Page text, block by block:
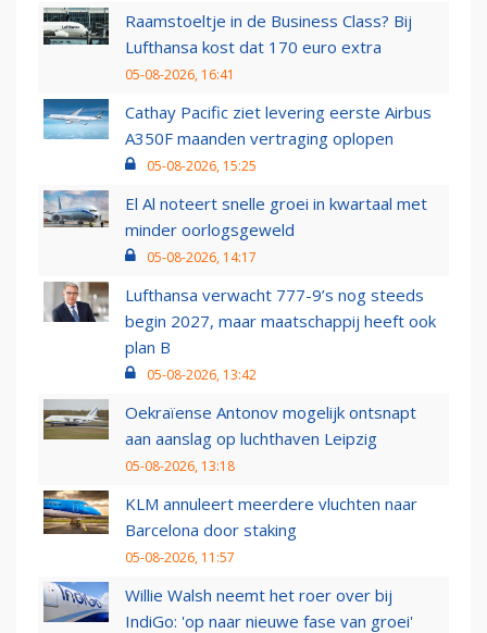
Raamstoeltje in de Business Class? Bij
Lufthansa kost dat 170 euro extra
05-08-2026, 16:41
Cathay Pacific ziet levering eerste Airbus
A350F maanden vertraging oplopen
05-08-2026, 15:25
El Al noteert snelle groei in kwartaal met
minder oorlogsgeweld
05-08-2026, 14:17
Lufthansa verwacht 777-9’s nog steeds
begin 2027, maar maatschappij heeft ook
plan B
05-08-2026, 13:42
Oekraïense Antonov mogelijk ontsnapt
aan aanslag op luchthaven Leipzig
05-08-2026, 13:18
KLM annuleert meerdere vluchten naar
Barcelona door staking
05-08-2026, 11:57
Willie Walsh neemt het roer over bij
IndiGo: 'op naar nieuwe fase van groei'